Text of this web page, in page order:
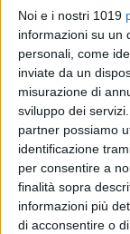
Noi e i nostri 1019
informazioni su un
personali, come
inviate da un
misurazione di
sviluppo dei servizi.
partner possiamo
identificazione
per consentire a
finalità sopra
informazioni più
di acconsentire o